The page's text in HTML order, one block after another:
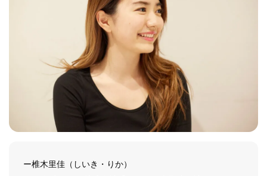
ー椎木里佳（しいき・りか）